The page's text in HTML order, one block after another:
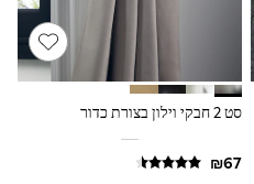
סט 2 חבקי וילון בצורת כדור